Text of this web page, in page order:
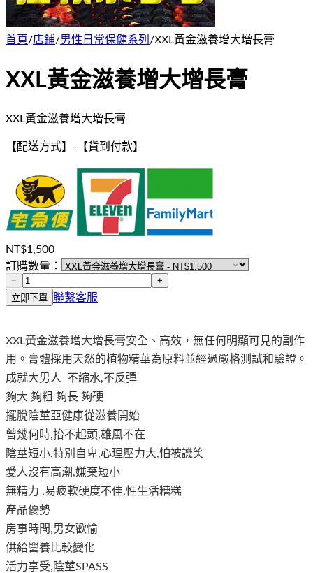
首頁/店鋪/男性日常保健系列 /XXL黃金滋養增大增長膏
XXL黃金滋養增大增長膏
XXL黃金滋養增大增長膏
【配送方式】 - 【貨到付款】
NT$1,500
訂購數量：
−
+
立即下單 聯繫客服
XXL黃金滋養增大增長膏安全、高效，無任何明顯可見的副作
用。膏體採用天然的植物精華為原料並經過嚴格測試和驗證。
成就大男人 不縮水,不反彈
夠大 夠粗 夠長 夠硬
擺脫陰莖亞健康從滋養開始
曾幾何時,抬不起頭,雄風不在
陰莖短小,特別自卑,心理壓力大,怕被譏笑
愛人沒有高潮,嫌棄短小
無精力 ,易疲軟硬度不佳,性生活糟糕
產品優勢
房事時間,男女歡愉
供給營養比較變化
活力享受,陰莖SPASS